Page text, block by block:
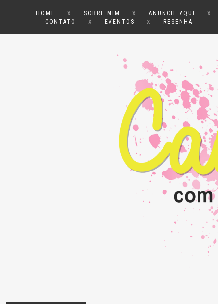
HOME x SOBRE MIM x ANUNCIE AQUI x
CONTATO x EVENTOS x RESENHA